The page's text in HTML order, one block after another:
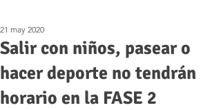
Salir con niños, pasear o
hacer deporte no tendrán
horario en la FASE 2
21 may 2020